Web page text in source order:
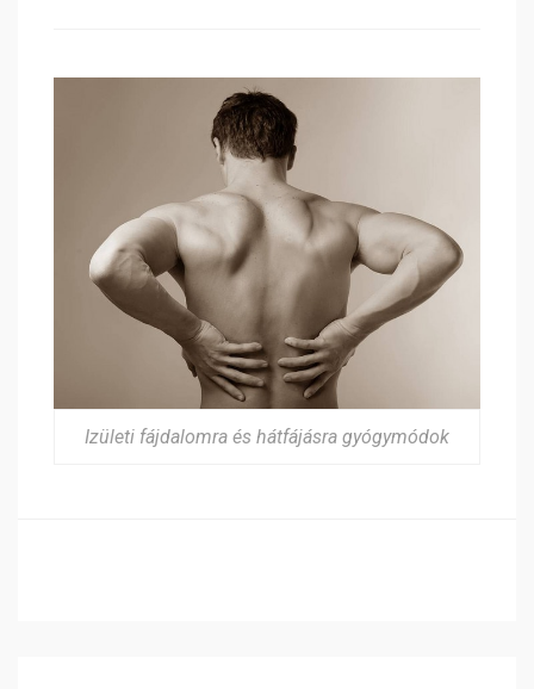
Izületi fájdalomra és hátfájásra gyógymódok